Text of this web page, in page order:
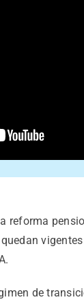
reforma
de